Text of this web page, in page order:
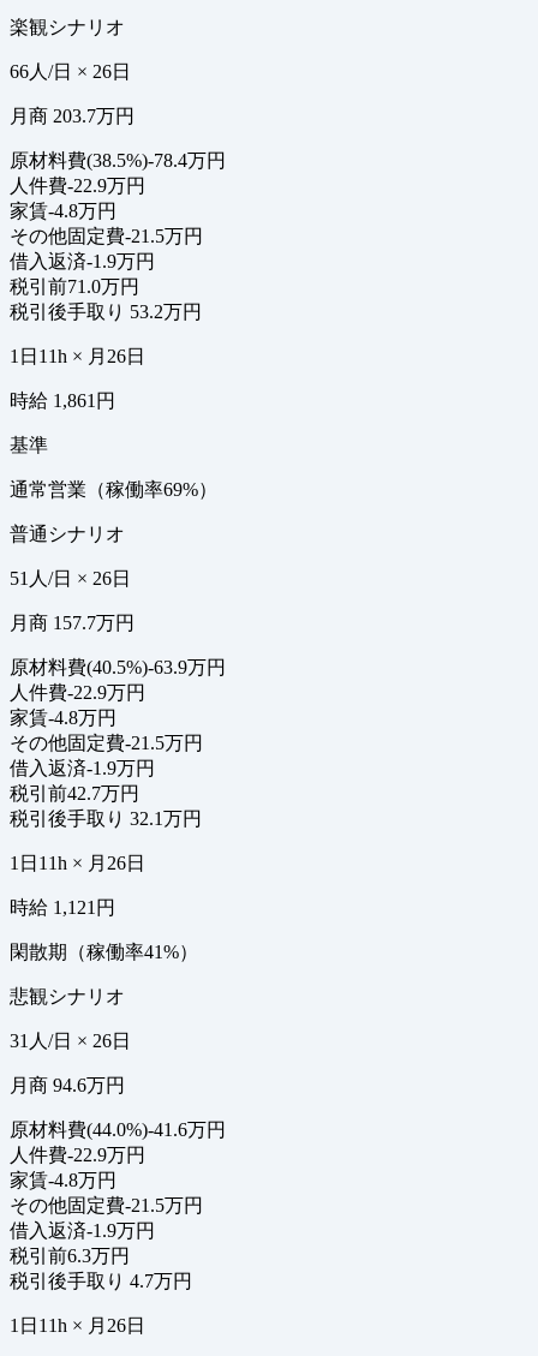
楽観シナリオ
66人/日 × 26日
月商 203.7万円
原材料費(38.5%)-78.4万円
人件費-22.9万円
家賃-4.8万円
その他固定費-21.5万円
借入返済-1.9万円
税引前71.0万円
税引後手取り 53.2万円
1日11h × 月26日
時給 1,861円
基準
通常営業（稼働率69%）
普通シナリオ
51人/日 × 26日
月商 157.7万円
原材料費(40.5%)-63.9万円
人件費-22.9万円
家賃-4.8万円
その他固定費-21.5万円
借入返済-1.9万円
税引前42.7万円
税引後手取り 32.1万円
1日11h × 月26日
時給 1,121円
閑散期（稼働率41%）
悲観シナリオ
31人/日 × 26日
月商 94.6万円
原材料費(44.0%)-41.6万円
人件費-22.9万円
家賃-4.8万円
その他固定費-21.5万円
借入返済-1.9万円
税引前6.3万円
税引後手取り 4.7万円
1日11h × 月26日